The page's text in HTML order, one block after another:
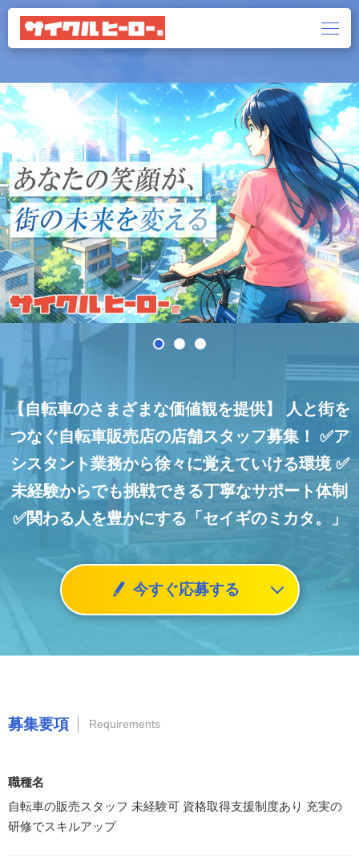
【自転車のさまざまな価値観を提供】
人と街を
つなぐ自転車販売店の店舗スタッフ募集！
✅ア
シスタント業務から徐々に覚えていける環境✅
未経験からでも挑戦できる丁寧なサポート体制
✅関わる人を豊かにする「セイギのミカタ。」
今すぐ応募する
募集要項 Requirements
職種名
自転車の販売スタッフ 未経験可 資格取得支援制度あり 充実の
研修でスキルアップ